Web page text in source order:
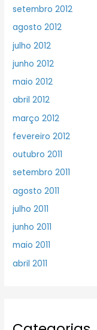
setembro 2012
agosto 2012
julho 2012
junho 2012
maio 2012
abril 2012
março 2012
fevereiro 2012
outubro 2011
setembro 2011
agosto 2011
julho 2011
junho 2011
maio 2011
abril 2011